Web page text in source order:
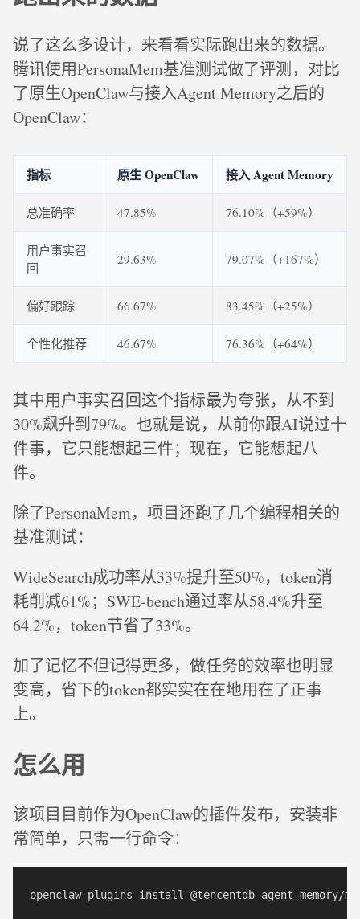
说了这么多设计，来看看实际跑出来的数据。
腾讯使用PersonaMem基准测试做了评测，对比
了原生OpenClaw与接入Agent Memory之后的
OpenClaw：
指标 原生 OpenClaw 接入 Agent Memory
总准确率 47.85% 76.10%（+59%）
用户事实召
回
29.63% 79.07%（+167%）
偏好跟踪 66.67% 83.45%（+25%）
个性化推荐 46.67% 76.36%（+64%）
其中用户事实召回这个指标最为夸张，从不到
30%飙升到79%。也就是说，从前你跟AI说过十
件事，它只能想起三件；现在，它能想起八
件。
除了PersonaMem，项目还跑了几个编程相关的
基准测试：
WideSearch成功率从33%提升至50%，token消
耗削减61%；SWE-bench通过率从58.4%升至
64.2%，token节省了33%。
加了记忆不但记得更多，做任务的效率也明显
变高，省下的token都实实在在地用在了正事
上。
怎么用
该项目目前作为OpenClaw的插件发布，安装非
常简单，只需一行命令：